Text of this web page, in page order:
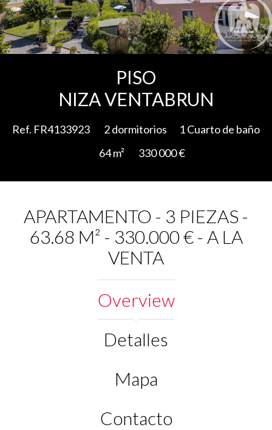
PISO
NIZA VENTABRUN
Ref. FR4133923 2 dormitorios
1 Cuarto de baño
64 m²
330 000 €
APARTAMENTO - 3 PIEZAS -
63.68 M² - 330.000 € - A LA
VENTA
Overview
Detalles
Mapa
Contacto